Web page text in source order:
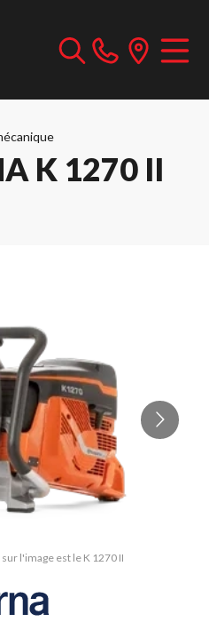
K 1270 II
l'image est le K 1270 II